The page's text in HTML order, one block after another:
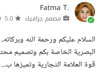
Fatma T.
مصمم جرافيك
السلام عليكم ورحمة الله
البصرية الخاصة بكم وتصميم
قوة العلامة التجارية وتميزها ب...